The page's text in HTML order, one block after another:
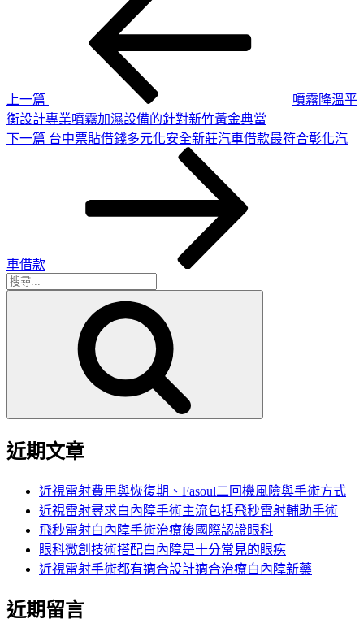
上一篇
噴霧降溫平
衡設計專業噴霧加濕設備的針對新竹黃金典當
下
下一篇 台中票貼借錢多元化安全新莊汽車借款最符合彰化汽
車借款
搜
近期文章
近視雷射費用與恢復期、Fasoul二回機風險與手術方式
近視雷射尋求白內障手術主流包括飛秒雷射輔助手術
飛秒雷射白內障手術治療後國際認證眼科
眼科微創技術搭配白內障是十分常見的眼疾
近視雷射手術都有適合設計適合治療白內障新藥
近期留言